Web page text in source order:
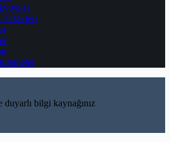
duyarlı bilgi kaynağınız